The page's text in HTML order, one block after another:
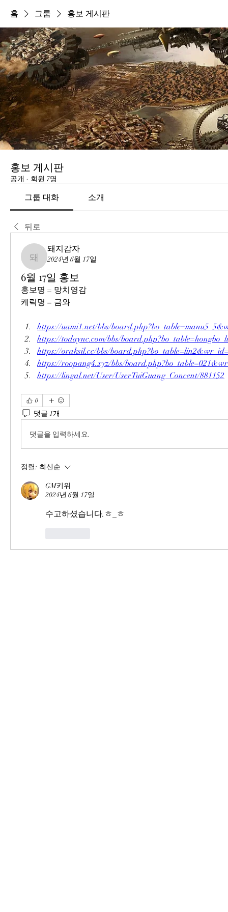
홈 그룹 홍보 게시판
홍보 게시판
공개 · 회원 7명
그룹 대화 소개
뒤로
돼지감자
돼지감자
2024년 6월 17일
6월 17일 홍보
홍보명 = 망치영감
케릭명 = 금와
https://uami1.net/bbs/
https://todaync.com/bbs/
https://oraksil.cc/bbs/
https://roopang4.xyz/bbs/
https://lingal.net/User/UserTuiGuang_Concent/881152
0
댓글 1개
댓글을 입력하세요.
정렬: 최신순
GM키위
2024년 6월 17일
수고하셨습니다.ㅎ_ㅎ